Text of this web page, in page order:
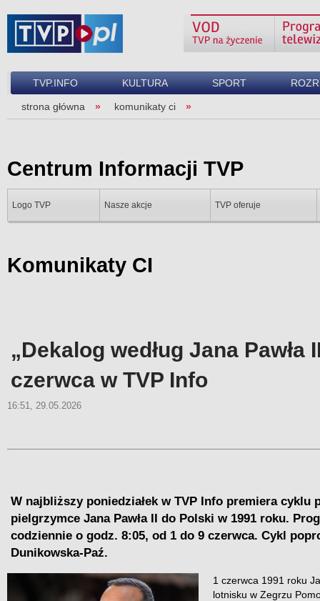
TVP.INFO KULTURA SPORT
strona główna komunikaty ci
Centrum Informacji TVP
Logo TVP Nasze akcje TVP oferuje
Komunikaty CI
„Dekalog według Jana Pawła
czerwca w TVP Info
16:51, 29.05.2026
W najbliższy poniedziałek w TVP Info premiera cyklu
pielgrzymce Jana Pawła II do Polski w 1991 roku.
codziennie o godz. 8:05, od 1 do 9 czerwca. Cykl
Dunikowska-Paź.
1 czerwca 1991 roku
lotnisku w Zegrzu